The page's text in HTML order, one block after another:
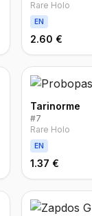
Rare Holo
EN
2.60 €
Tarinorme
#7
Rare Holo
EN
1.37 €